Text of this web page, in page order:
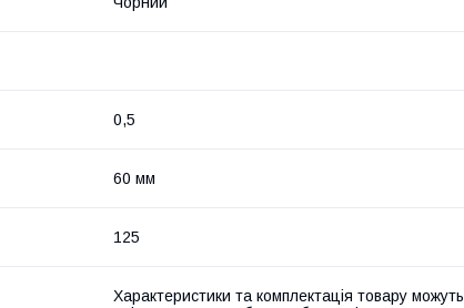
0,5
60 мм
125
Характеристики та комплектація товару можуть